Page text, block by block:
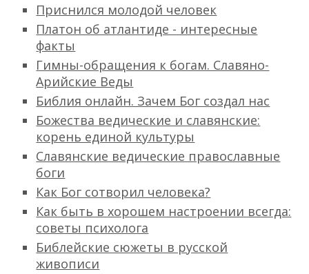
Приснился молодой человек
Платон об атлантиде - интересные
факты
Гимны-обращения к богам. Славяно-
Арийские Веды
Библия онлайн. Зачем Бог создал нас
Божества ведические и славянские:
корень единой культуры
Славянские ведические православные
боги
Как Бог сотворил человека?
Как быть в хорошем настроении всегда:
советы психолога
Библейские сюжеты в русской
живописи